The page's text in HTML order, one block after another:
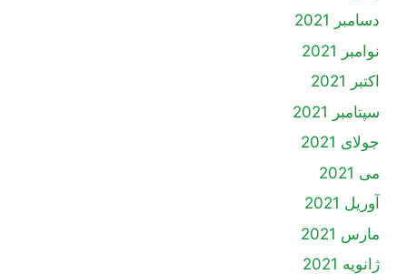
دسامبر 2021
نوامبر 2021
اکتبر 2021
سپتامبر 2021
جولای 2021
می 2021
آوریل 2021
مارس 2021
ژانویه 2021